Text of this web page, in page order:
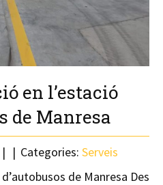
en l’estació
de Manresa
Categories: Serveis
de Manresa Des